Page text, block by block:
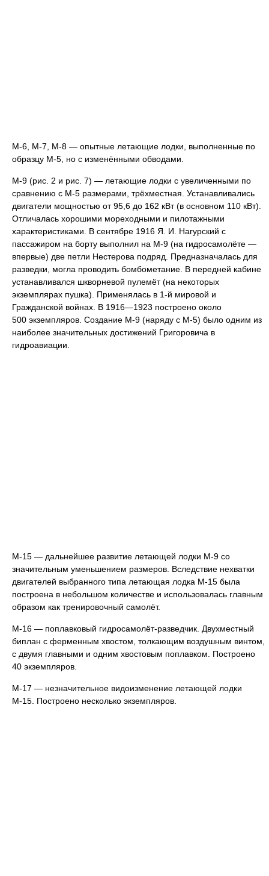
М-6, М-7, М-8 — опытные летающие лодки, выполненные по
образцу М-5, но с изменёнными обводами.
М-9 (рис. 2 и рис. 7) — летающие лодки с увеличенными по
сравнению с М-5 размерами, трёхместная. Устанавливались
двигатели мощностью от 95,6 до 162 кВт (в основном 110 кВт).
Отличалась хорошими мореходными и пилотажными
характеристиками. В сентябре 1916 Я. И. Нагурский с
пассажиром на борту выполнил на М-9 (на гидросамолёте —
впервые) две петли Нестерова подряд. Предназначалась для
разведки, могла проводить бомбометание. В передней кабине
устанавливался шкворневой пулемёт (на некоторых
экземплярах пушка). Применялась в 1-й мировой и
Гражданской войнах. В 1916—1923 построено около
500 экземпляров. Создание М-9 (наряду с М-5) было одним из
наиболее значительных достижений Григоровича в
гидроавиации.
М-15 — дальнейшее развитие летающей лодки М-9 со
значительным уменьшением размеров. Вследствие нехватки
двигателей выбранного типа летающая лодка М-15 была
построена в небольшом количестве и использовалась главным
образом как тренировочный самолёт.
М-16 — поплавковый гидросамолёт-разведчик. Двухместный
биплан с ферменным хвостом, толкающим воздушным винтом,
с двумя главными и одним хвостовым поплавком. Построено
40 экземпляров.
М-17 — незначительное видоизменение летающей лодки
М-15. Построено несколько экземпляров.